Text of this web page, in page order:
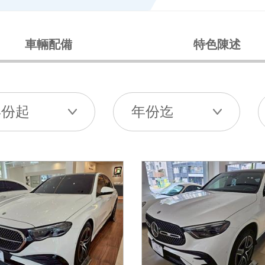
車輛配備 特色陳述